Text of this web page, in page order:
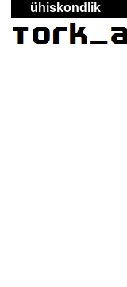
ühiskondlik